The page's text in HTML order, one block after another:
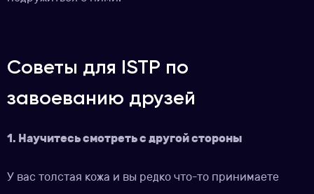
Советы для ISTP по
завоеванию друзей
1. Научитесь смотреть с другой стороны
У вас толстая кожа и вы редко что-то принимаете